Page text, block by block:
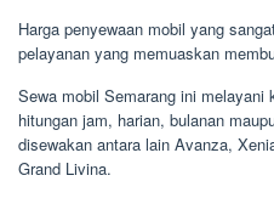
Harga penyewaan mobil yang
pelayanan yang memuaskan
Sewa mobil Semarang ini melayani
hitungan jam, harian, bulanan
disewakan antara lain Avanza,
Grand Livina.